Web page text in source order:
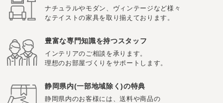
ナチュラルやモダン、ヴィンテージなど様々
なテイストの家具を取り揃えております。
豊富な専門知識を持つスタッフ
インテリアのご相談を承ります。
理想のお部屋づくりをサポートします。
静岡県内(一部地域除く)の特典
静岡県内のお客様には、送料や商品の